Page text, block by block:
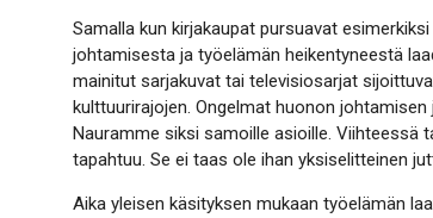
Samalla kun kirjakaupat pursuavat
johtamisesta ja työelämän heikentyneestä
mainitut sarjakuvat tai televisiosarjat
kulttuurirajojen. Ongelmat huonon
Nauramme siksi samoille asioille. Viihteessä
tapahtuu. Se ei taas ole ihan yksiselitteinen
Aika yleisen käsityksen mukaan työelämän